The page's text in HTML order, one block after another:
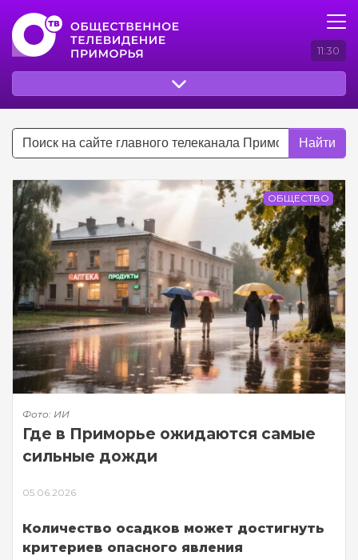
11:30
Найти
ОБЩЕСТВО
Фото: ИИ
Где в Приморье ожидаются самые
сильные дожди
05.06.2026
Количество осадков может достигнуть
критериев опасного явления